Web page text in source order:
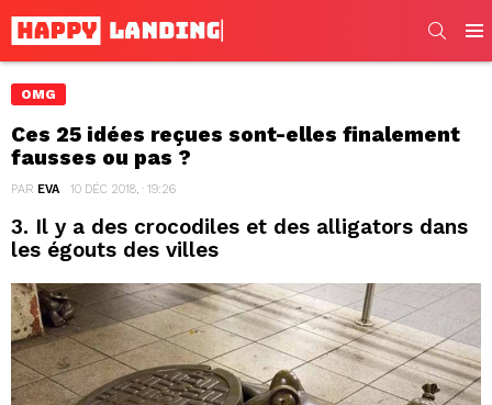
OMG
Ces 25 idées reçues sont-elles finalement
fausses ou pas ?
PAR EVA 10 DÉC 2018, · 19:26
3. Il y a des crocodiles et des alligators dans
les égouts des villes